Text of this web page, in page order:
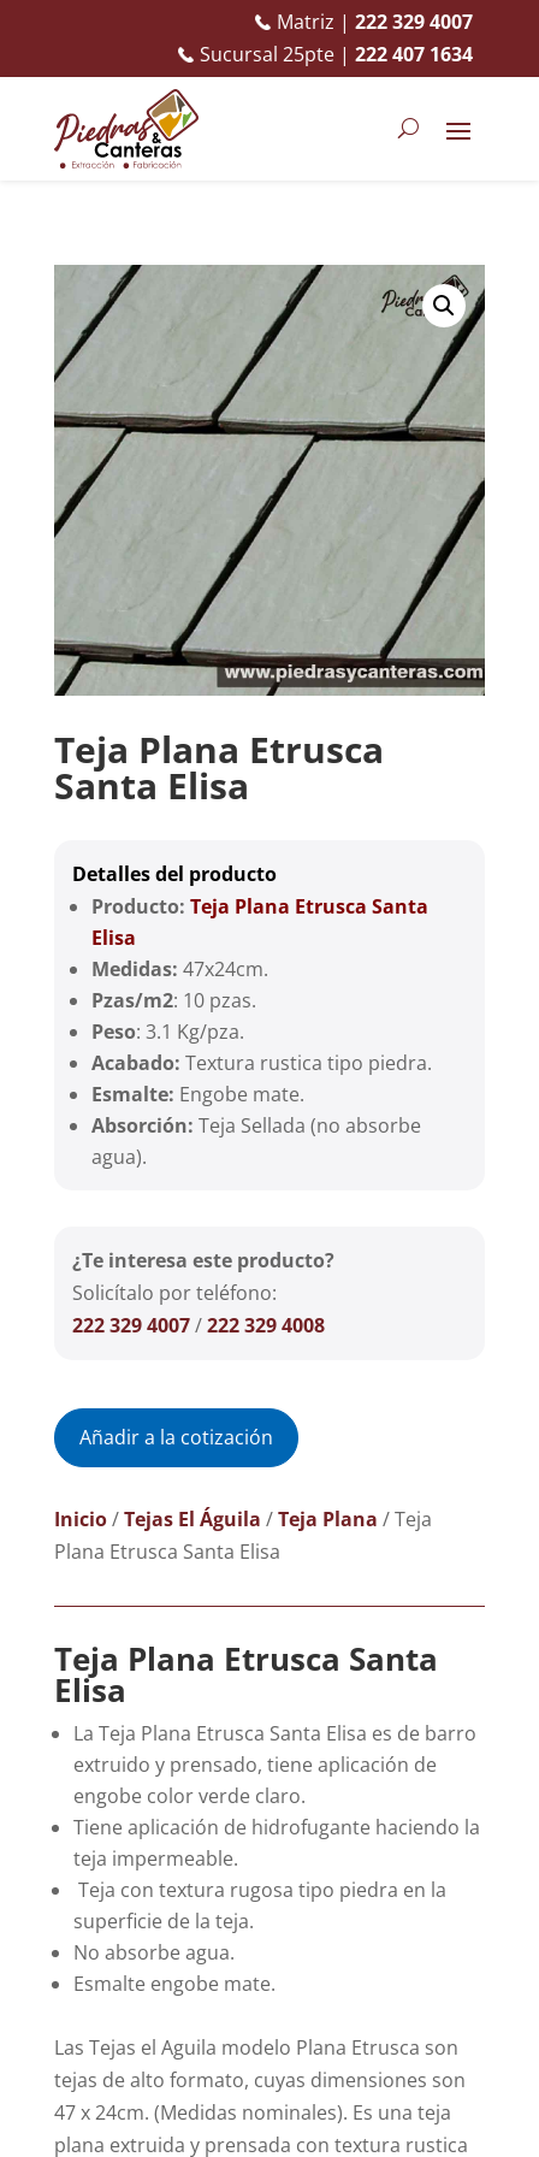
Matriz | 222 329 4007
Sucursal 25pte | 222 407 1634
Teja Plana Etrusca
Santa Elisa
Detalles del producto
Producto: Teja Plana Etrusca Santa
Elisa
Medidas: 47x24cm.
Pzas/m2: 10 pzas.
Peso: 3.1 Kg/pza.
Acabado: Textura rustica tipo piedra.
Esmalte: Engobe mate.
Absorción: Teja Sellada (no absorbe
agua).
¿Te interesa este producto?
Solicítalo por teléfono:
222 329 4007/222 329 4008
Añadir a la cotización
Inicio/Tejas El Águila /Teja Plana / Teja
Plana Etrusca Santa Elisa
Teja Plana Etrusca Santa
Elisa
La Teja Plana Etrusca Santa Elisa es de barro
extruido y prensado, tiene aplicación de
engobe color verde claro.
Tiene aplicación de hidrofugante haciendo la
teja impermeable.
Teja con textura rugosa tipo piedra en la
superficie de la teja.
No absorbe agua.
Esmalte engobe mate.
Las Tejas el Aguila modelo Plana Etrusca son
tejas de alto formato, cuyas dimensiones son
47 x 24cm. (Medidas nominales). Es una teja
plana extruida y prensada con textura rustica